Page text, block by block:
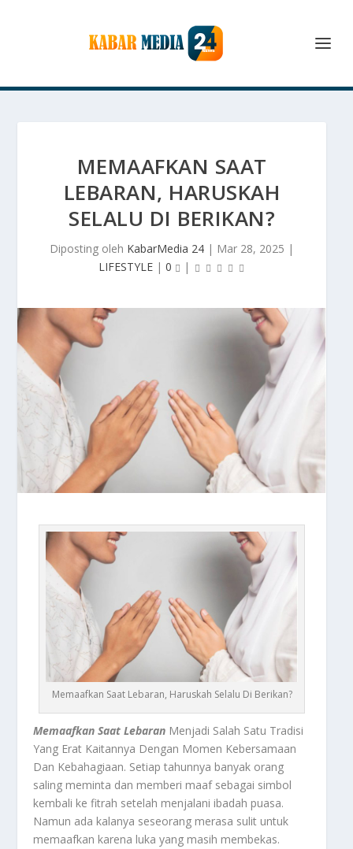
MEMAAFKAN SAAT
LEBARAN, HARUSKAH
SELALU DI BERIKAN?
Diposting oleh KabarMedia 24 | Mar 28, 2025 |
LIFESTYLE | 0 |
Memaafkan Saat Lebaran, Haruskah Selalu Di Berikan?
Memaafkan Saat Lebaran Menjadi Salah Satu Tradisi
Yang Erat Kaitannya Dengan Momen Kebersamaan
Dan Kebahagiaan. Setiap tahunnya banyak orang
saling meminta dan memberi maaf sebagai simbol
kembali ke fitrah setelah menjalani ibadah puasa.
Namun ada kalanya seseorang merasa sulit untuk
memaafkan karena luka yang masih membekas.